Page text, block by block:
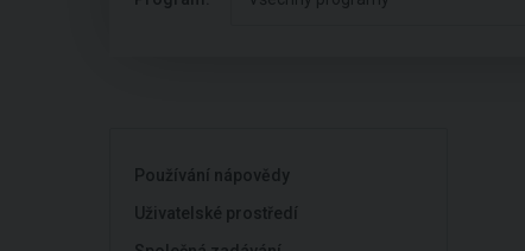
Používání nápovědy
Uživatelské prostředí